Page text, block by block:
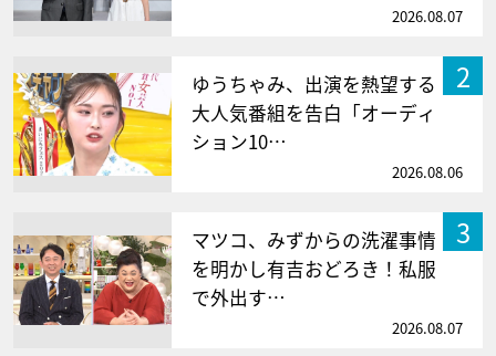
2026.08.07
2
ゆうちゃみ、出演を熱望する
大人気番組を告白「オーディ
ション10…
2026.08.06
3
マツコ、みずからの洗濯事情
を明かし有吉おどろき！私服
で外出す…
2026.08.07